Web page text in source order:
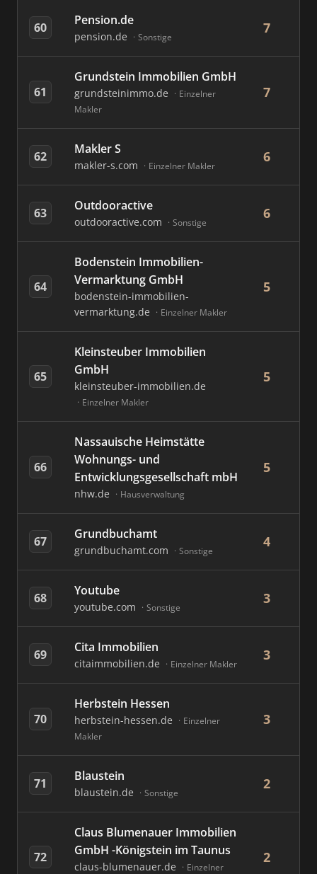
60 Pension.de
pension.de Sonstige
7
61
Grundstein Immobilien GmbH
grundsteinimmo.de
Einzelner
Makler
7
62 Makler S
makler-s.com Einzelner Makler
6
63 Outdooractive
outdooractive.com Sonstige
6
64
Bodenstein Immobilien-
Vermarktung GmbH
bodenstein-immobilien-
vermarktung.de
Einzelner Makler
5
65
Kleinsteuber Immobilien
GmbH
kleinsteuber-immobilien.de
Einzelner Makler
5
66
Nassauische Heimstätte
Wohnungs- und
Entwicklungsgesellschaft mbH
nhw.de Hausverwaltung
5
67 Grundbuchamt
grundbuchamt.com Sonstige
4
68 Youtube
youtube.com Sonstige
3
69 Cita Immobilien
citaimmobilien.de Einzelner Makler
3
70
Herbstein Hessen
herbstein-hessen.de
Einzelner
Makler
3
71 Blaustein
blaustein.de Sonstige
2
72
Claus Blumenauer Immobilien
GmbH -Königstein im Taunus
claus-blumenauer.de
Einzelner
2